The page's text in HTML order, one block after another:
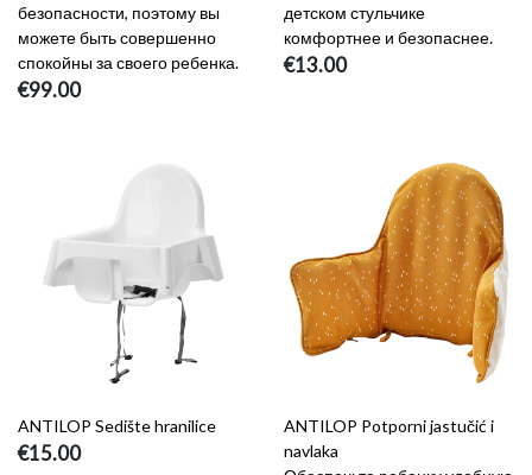
безопасности, поэтому вы
можете быть совершенно
спокойны за своего ребенка.
€99.00
детском стульчике
комфортнее и безопаснее.
€13.00
ANTILOP Sedište hranilice
€15.00
ANTILOP Potporni jastučić i
navlaka